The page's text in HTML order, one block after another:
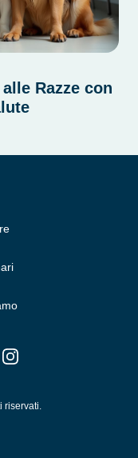
Razze con
Instagram
riservati.